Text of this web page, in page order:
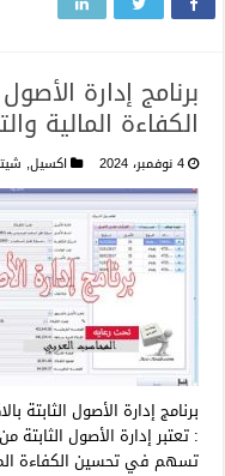
برنامج إدارة
الكفاءة المالية
4 نوفمبر، 2024 اكسيل,
برنامج إدارة الأصول الثابتة
: تعتبر إدارة الأصول
تسهم في تحسين الكفاءة